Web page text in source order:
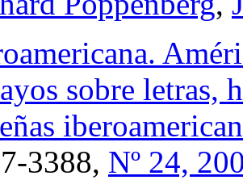
sobre letras,
3388, Nº 24,